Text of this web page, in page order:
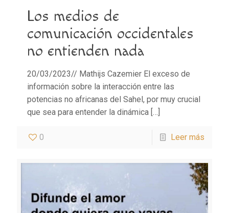
Los medios de
comunicación occidentales
no entienden nada
20/03/2023// Mathijs Cazemier El exceso de
información sobre la interacción entre las
potencias no africanas del Sahel, por muy crucial
que sea para entender la dinámica […]
0 Leer más